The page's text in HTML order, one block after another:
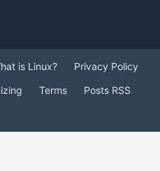
is Linux?
Privacy Policy
Terms
Posts RSS